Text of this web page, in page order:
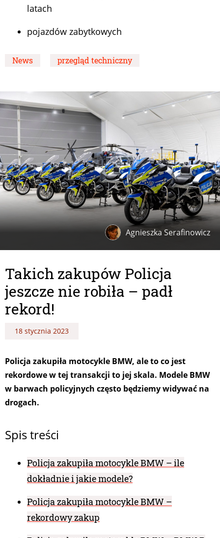
latach
pojazdów zabytkowych
News przegląd techniczny
Agnieszka Serafinowicz
Takich zakupów Policja
jeszcze nie robiła – padł
rekord!
18 stycznia 2023
Policja zakupiła motocykle BMW, ale to co jest
rekordowe w tej transakcji to jej skala. Modele BMW
w barwach policyjnych często będziemy widywać na
drogach.
Spis treści
Policja zakupiła motocykle BMW – ile
dokładnie i jakie modele?
Policja zakupiła motocykle BMW –
rekordowy zakup